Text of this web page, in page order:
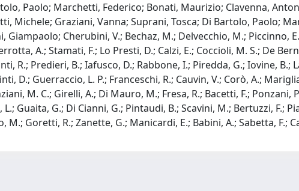
Paolo; Marchetti, Federico; Bonati, Maurizio; Clavenna,
Michele; Graziani, Vanna; Suprani, Tosca; Di Bartolo, Paolo;
Cherubini, V.; Bechaz, M.; Delvecchio, M.; Piccinno,
A.; Stamati, F.; Lo Presti, D.; Calzi, E.; Coccioli, M. S.; De
R.; Predieri, B.; Iafusco, D.; Rabbone, I.; Piredda, G.; Iovine, B.;
D.; Guerraccio, L. P.; Franceschi, R.; Cauvin, V.; Corò, A.;
M. C.; Girelli, A.; Di Mauro, M.; Fresa, R.; Bacetti, F.; Ponzani,
Guaita, G.; Di Cianni, G.; Pintaudi, B.; Scavini, M.; Bertuzzi, F.;
M.; Goretti, R.; Zanette, G.; Manicardi, E.; Babini, A.; Sabetta, F.;